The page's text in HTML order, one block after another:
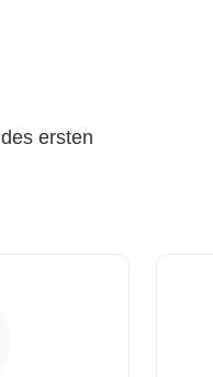
ersten